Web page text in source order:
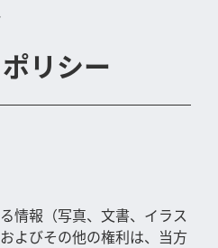
リシー
情報（写真、文書、イラス
よびその他の権利は、当方